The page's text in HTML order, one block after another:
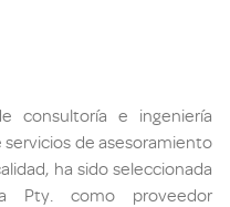
consultoría e ingeniería
de asesoramiento
ha sido seleccionada
Pty. como proveedor